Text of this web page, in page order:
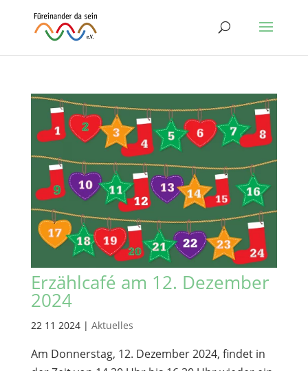
Erzählcafé am 12. Dezember
2024
22 11 2024| Aktuelles
Am Donnerstag, 12. Dezember 2024, findet in